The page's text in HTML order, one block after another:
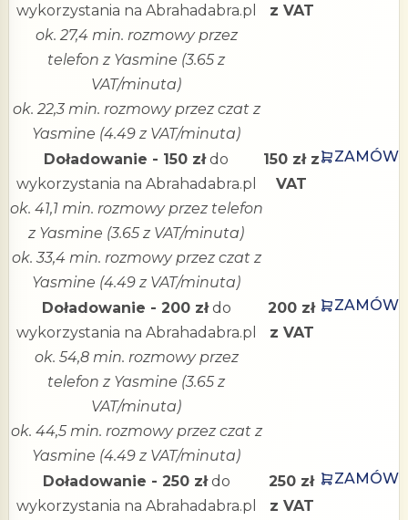
wykorzystania na Abrahadabra.pl
ok. 27,4 min. rozmowy przez
telefon z Yasmine (3.65 z
VAT/minuta)
ok. 22,3 min. rozmowy przez czat z
Yasmine (4.49 z VAT/minuta)
z VAT
Doładowanie - 150 złdo
wykorzystania na Abrahadabra.pl
ok. 41,1 min. rozmowy przez telefon
z Yasmine (3.65 z VAT/minuta)
ok. 33,4 min. rozmowy przez czat z
Yasmine (4.49 z VAT/minuta)
150 zł z
VAT
ZAMÓW
Doładowanie - 200 złdo
wykorzystania na Abrahadabra.pl
ok. 54,8 min. rozmowy przez
telefon z Yasmine (3.65 z
VAT/minuta)
ok. 44,5 min. rozmowy przez czat z
Yasmine (4.49 z VAT/minuta)
200 zł
z VAT
ZAMÓW
Doładowanie - 250 złdo
wykorzystania na Abrahadabra.pl
250 zł
z VAT
ZAMÓW